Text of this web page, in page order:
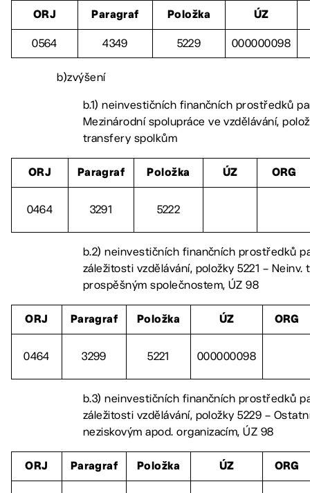
ORJ Paragraf Položka ÚZ
0564 4349 5229 000000098
b)zvýšení
b.1) neinvestičních finančních prostředků
Mezinárodní spolupráce ve vzdělávání,
transfery spolkům
ORJ Paragraf Položka ÚZ ORG
0464 3291 5222
b.2) neinvestičních finančních prostředků
záležitosti vzdělávání, položky 5221 –
prospěšným společnostem, ÚZ 98
ORJ Paragraf Položka ÚZ ORG
0464 3299 5221 000000098
b.3) neinvestičních finančních prostředků
záležitosti vzdělávání, položky 5229 –
neziskovým apod. organizacím, ÚZ 98
ORJ Paragraf Položka ÚZ ORG